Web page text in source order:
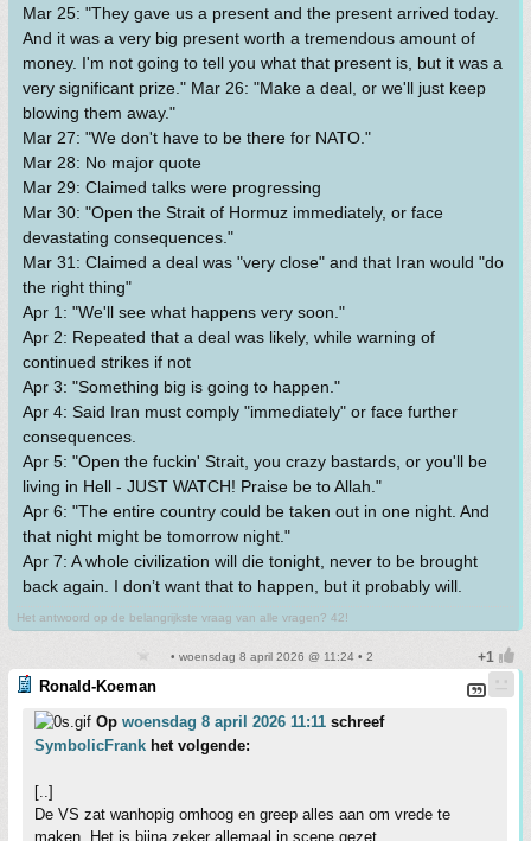
Mar 25: "They gave us a present and the present arrived today.
And it was a very big present worth a tremendous amount of
money. I'm not going to tell you what that present is, but it was a
very significant prize." Mar 26: "Make a deal, or we'll just keep
blowing them away."
Mar 27: "We don't have to be there for NATO."
Mar 28: No major quote
Mar 29: Claimed talks were progressing
Mar 30: "Open the Strait of Hormuz immediately, or face
devastating consequences."
Mar 31: Claimed a deal was "very close" and that Iran would "do
the right thing"
Apr 1: "We'll see what happens very soon."
Apr 2: Repeated that a deal was likely, while warning of
continued strikes if not
Apr 3: "Something big is going to happen."
Apr 4: Said Iran must comply "immediately" or face further
consequences.
Apr 5: "Open the fuckin' Strait, you crazy bastards, or you'll be
living in Hell - JUST WATCH! Praise be to Allah."
Apr 6: "The entire country could be taken out in one night. And
that night might be tomorrow night."
Apr 7: A whole civilization will die tonight, never to be brought
back again. I don’t want that to happen, but it probably will.
Het antwoord op de belangrijkste vraag van alle vragen? 42!
• woensdag 8 april 2026 @ 11:24 • 2
Ronald-Koeman
Op woensdag 8 april 2026 11:11 schreef
SymbolicFrank het volgende:
[..]
De VS zat wanhopig omhoog en greep alles aan om vrede te
maken. Het is bijna zeker allemaal in scene gezet.